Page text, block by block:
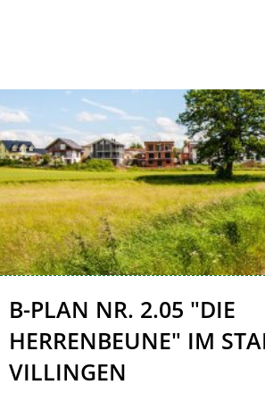
B-
Plan
Nr.
B-PLAN NR. 2.05 "DIE
HERRENBEUNE" IM
VILLINGEN